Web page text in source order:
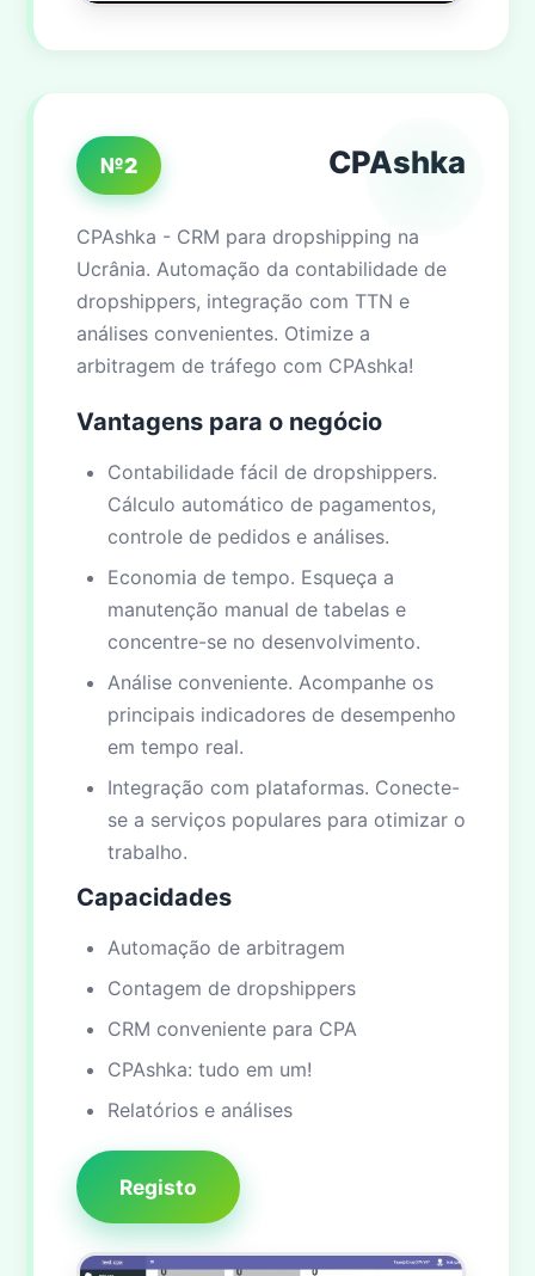
№2 CPAshka
CPAshka - CRM para dropshipping na
Ucrânia. Automação da contabilidade de
dropshippers, integração com TTN e
análises convenientes. Otimize a
arbitragem de tráfego com CPAshka!
Vantagens para o negócio
Contabilidade fácil de dropshippers.
Cálculo automático de pagamentos,
controle de pedidos e análises.
Economia de tempo. Esqueça a
manutenção manual de tabelas e
concentre-se no desenvolvimento.
Análise conveniente. Acompanhe os
principais indicadores de desempenho
em tempo real.
Integração com plataformas. Conecte-
se a serviços populares para otimizar o
trabalho.
Capacidades
Automação de arbitragem
Contagem de dropshippers
CRM conveniente para CPA
CPAshka: tudo em um!
Relatórios e análises
Registo